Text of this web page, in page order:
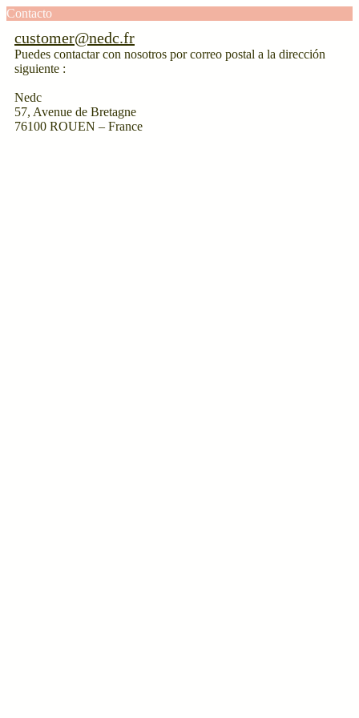
Contacto
customer@nedc.fr
Puedes contactar con nosotros por correo postal a la dirección
siguiente :
Nedc
57, Avenue de Bretagne
76100 ROUEN – France